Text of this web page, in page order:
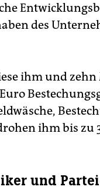
des
ihm und
ihm bis zu
und